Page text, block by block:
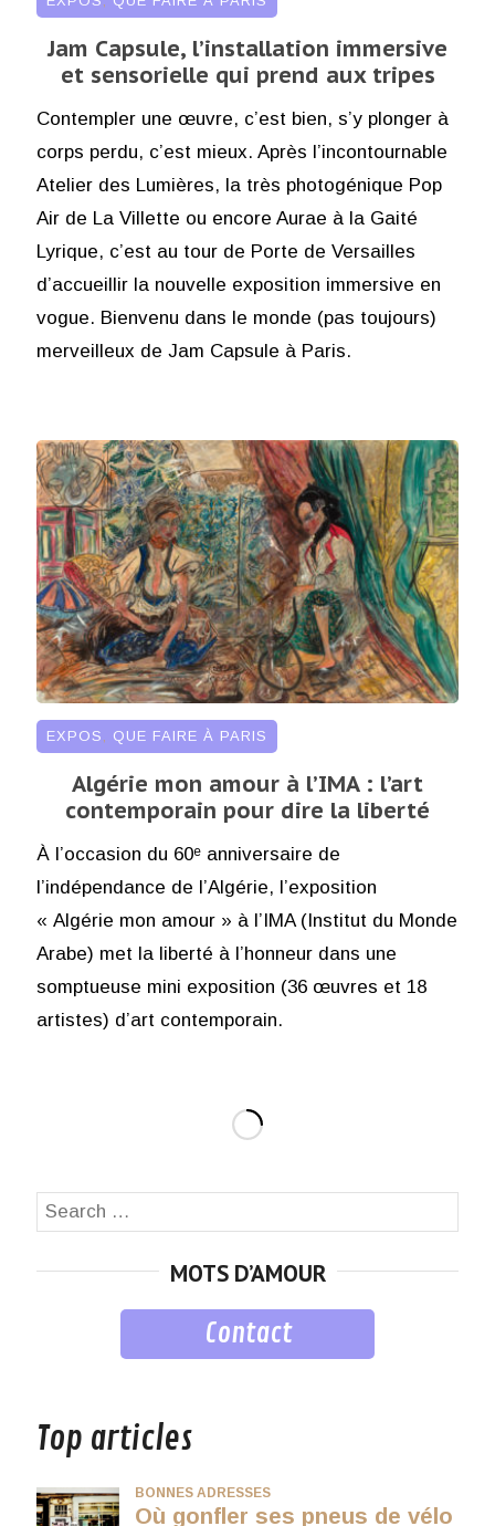
Jam Capsule, l’installation immersive
et sensorielle qui prend aux tripes
Contempler une œuvre, c’est bien, s’y plonger à
corps perdu, c’est mieux. Après l’incontournable
Atelier des Lumières, la très photogénique Pop
Air de La Villette ou encore Aurae à la Gaité
Lyrique, c’est au tour de Porte de Versailles
d’accueillir la nouvelle exposition immersive en
vogue. Bienvenu dans le monde (pas toujours)
merveilleux de Jam Capsule à Paris.
EXPOS QUE FAIRE À PARIS
Algérie mon amour à l’IMA : l’art
contemporain pour dire la liberté
À l’occasion du 60ᵉ anniversaire de
l’indépendance de l’Algérie, l’exposition
« Algérie mon amour » à l’IMA (Institut du Monde
Arabe) met la liberté à l’honneur dans une
somptueuse mini exposition (36 œuvres et 18
artistes) d’art contemporain.
Search
MOTS D’AMOUR
Contact
Top articles